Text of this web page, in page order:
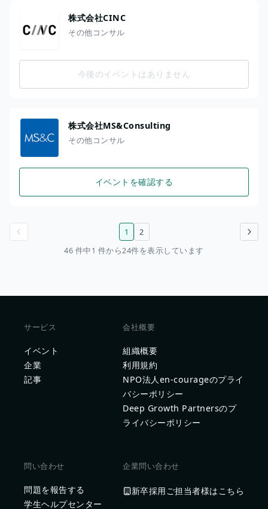
株式会社CINC
その他コンサル
今後のイベントはありません
株式会社MS&Consulting
その他コンサル
イベントを確認する
次のページ
1
2
46 件中1 件から24件を表示しています
サービス
イベント
企業
記事
会社概要
組織概要
利用規約
NPO法人en-courageのプライ
バシーポリシー
Deep Growth Partnersのプ
ライバシーポリシー
問い合わせ
問題を報告する
学生ヘルプセンター
企業問い合わせ
新卒採用ご担当者様はこちら